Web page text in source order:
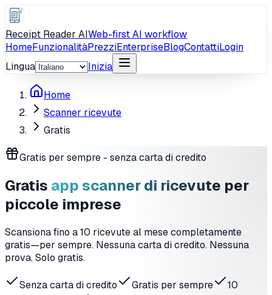
Receipt Reader AIWeb-first AI workflow
HomeFunzionalitàPrezziEnterpriseBlogContattiLogin
Lingua
Inizia
Home
Scanner ricevute
Gratis
Gratis per sempre - senza carta di credito
Gratis app scanner di ricevute per
piccole imprese
Scansiona fino a 10 ricevute al mese completamente
gratis—per sempre. Nessuna carta di credito. Nessuna
prova. Solo gratis.
Senza carta di credito Gratis per sempre
10